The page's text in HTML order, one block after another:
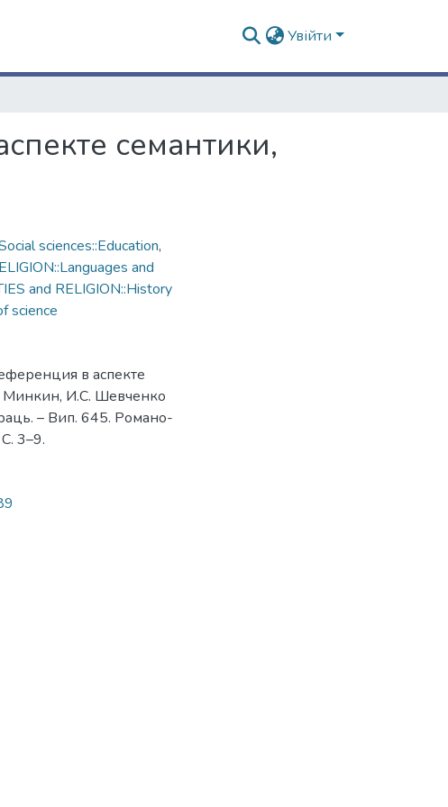
Увійти
семантики,
sciences::Education,
and
and RELIGION::History
science
в аспекте
Минкин, И.С. Шевченко
– Вип. 645. Романо-
3–9.